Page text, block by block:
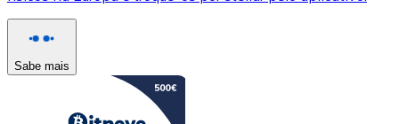
Sabe mais